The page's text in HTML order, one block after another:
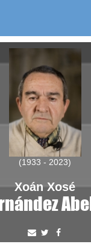
(1933 - 2023)
Xoán Xosé